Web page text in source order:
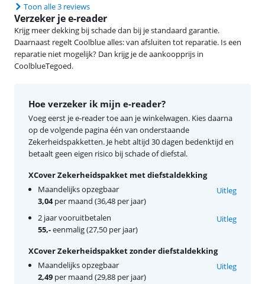
Toon alle 3 reviews
Verzeker je e-reader
Krijg meer dekking bij schade dan bij je standaard garantie.
Daarnaast regelt Coolblue alles: van afsluiten tot reparatie. Is een
reparatie niet mogelijk? Dan krijg je de aankoopprijs in
CoolblueTegoed.
Hoe verzeker ik mijn e-reader?
Voeg eerst je e-reader toe aan je winkelwagen. Kies daarna
op de volgende pagina één van onderstaande
Zekerheidspakketten. Je hebt altijd 30 dagen bedenktijd en
betaalt geen eigen risico bij schade of diefstal.
XCover Zekerheidspakket met diefstaldekking
Maandelijks opzegbaar
3,04per maand (36,48 per jaar)
Uitleg
2 jaar vooruitbetalen
55,-eenmalig (27,50 per jaar)
Uitleg
XCover Zekerheidspakket zonder diefstaldekking
Maandelijks opzegbaar
2,49 per maand (29,88 per jaar)
Uitleg